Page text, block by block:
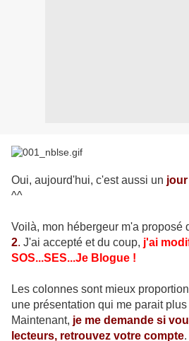
Oui, aujourd'hui, c'est aussi un
^^
Voilà, mon hébergeur m'a proposé
2. J'ai accepté et du coup, j'ai
SOS...SES...Je Blogue !
Les colonnes sont mieux
une présentation qui me parait plus
Maintenant, je me demande si
lecteurs, retrouvez votre compte.